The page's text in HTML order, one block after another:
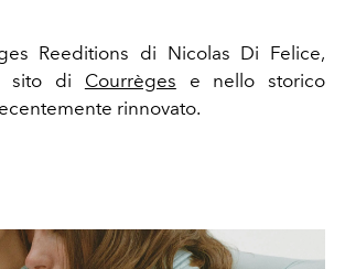
Reeditions di Nicolas Di Felice,
sito di Courrèges e nello storico
rinnovato.